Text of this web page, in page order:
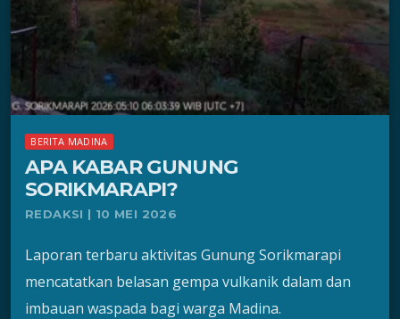
BERITA MADINA
APA KABAR GUNUNG
SORIKMARAPI?
REDAKSI | 10 MEI 2026
Laporan terbaru aktivitas Gunung Sorikmarapi
mencatatkan belasan gempa vulkanik dalam dan
imbauan waspada bagi warga Madina.